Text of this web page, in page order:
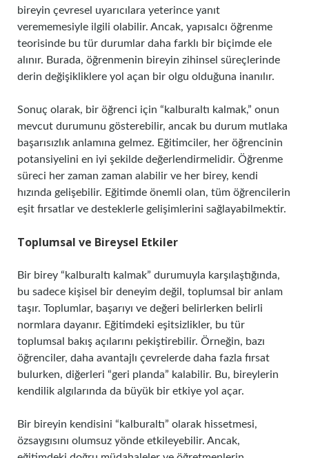
bireyin çevresel uyarıcılara yeterince yanıt
verememesiyle ilgili olabilir. Ancak, yapısalcı öğrenme
teorisinde bu tür durumlar daha farklı bir biçimde ele
alınır. Burada, öğrenmenin bireyin zihinsel süreçlerinde
derin değişikliklere yol açan bir olgu olduğuna inanılır.
Sonuç olarak, bir öğrenci için “kalburaltı kalmak,” onun
mevcut durumunu gösterebilir, ancak bu durum mutlaka
başarısızlık anlamına gelmez. Eğitimciler, her öğrencinin
potansiyelini en iyi şekilde değerlendirmelidir. Öğrenme
süreci her zaman zaman alabilir ve her birey, kendi
hızında gelişebilir. Eğitimde önemli olan, tüm öğrencilerin
eşit fırsatlar ve desteklerle gelişimlerini sağlayabilmektir.
Toplumsal ve Bireysel Etkiler
Bir birey “kalburaltı kalmak” durumuyla karşılaştığında,
bu sadece kişisel bir deneyim değil, toplumsal bir anlam
taşır. Toplumlar, başarıyı ve değeri belirlerken belirli
normlara dayanır. Eğitimdeki eşitsizlikler, bu tür
toplumsal bakış açılarını pekiştirebilir. Örneğin, bazı
öğrenciler, daha avantajlı çevrelerde daha fazla fırsat
bulurken, diğerleri “geri planda” kalabilir. Bu, bireylerin
kendilik algılarında da büyük bir etkiye yol açar.
Bir bireyin kendisini “kalburaltı” olarak hissetmesi,
özsaygısını olumsuz yönde etkileyebilir. Ancak,